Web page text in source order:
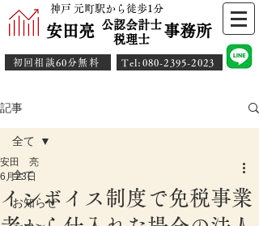
神戸 元町駅から徒歩1分
安田亮 事務所
公認会計士
​税理士
初回相談60分無料 ​Tel:080-2395-2023
記事
全て
お知らせ
全て
インボイス制度で免税事業
安田 亮
6月23日